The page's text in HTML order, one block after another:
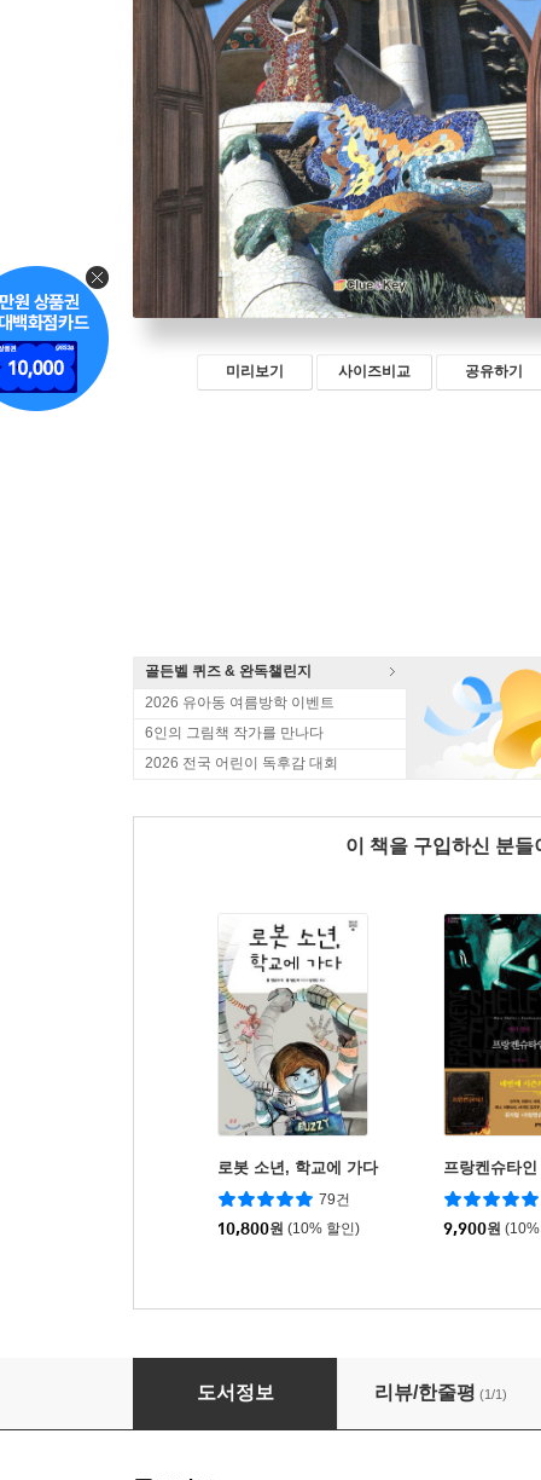
미리보기 사이즈비교 공유하기
골든벨 퀴즈 & 완독챌린지
2026 유아동 여름방학 이벤트
6인의 그림책 작가를 만나다
2026 전국 어린이 독후감 대회
이 책을 구입하신 분
로봇 소년, 학교에 가다
79건
10,800원 (10% 할인)
프랑켄슈타인
9,900원
Reading Keys 3
도서정보 리뷰/한줄평 (1/1)